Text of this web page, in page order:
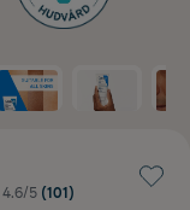
4.6/5 (101)